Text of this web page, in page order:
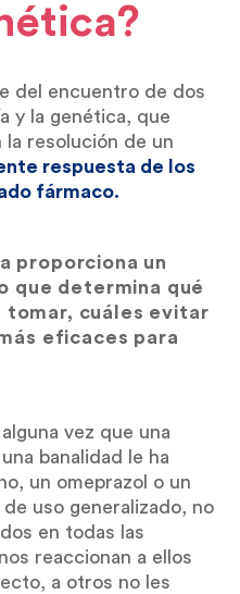
del encuentro de dos
y la genética, que
la resolución de un
respuesta de los
fármaco.
proporciona un
que determina qué
tomar, cuáles evitar
eficaces para
vez que una
banalidad le ha
un omeprazol o un
uso generalizado, no
en todas las
reaccionan a ellos
a otros no les